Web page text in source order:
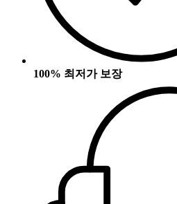
100% 최저가 보장